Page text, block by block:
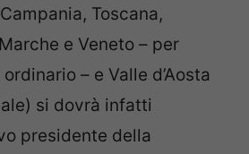
Toscana,
e Veneto – per
– e Valle d’Aosta
si dovrà infatti
presidente della